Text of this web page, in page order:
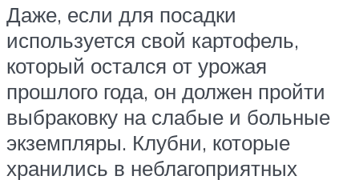
Даже, если для посадки
используется свой картофель,
который остался от урожая
прошлого года, он должен пройти
выбраковку на слабые и больные
экземпляры. Клубни, которые
хранились в неблагоприятных